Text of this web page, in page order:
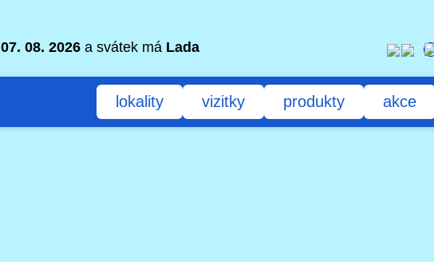
07. 08. 2026a svátek má Lada
lokality vizitky produkty akce